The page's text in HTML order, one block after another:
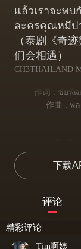
แล้วเราจะพบ
ละครคุณหมีป
（泰剧《奇
们会相遇）
CH3THAILAND
作词 : ชัยพัฒ
作曲 : พ
ทำไม
为何
奇
下载
评论
精彩评论
Tim啊姨